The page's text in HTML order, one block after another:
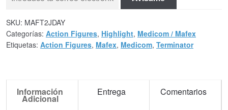
SKU: MAFT2JDAY
Categorías: Action Figures, Highlight, Medicom / Mafex
Etiquetas: Action Figures, Mafex, Medicom, Terminator
Información
Adicional
Entrega Comentarios